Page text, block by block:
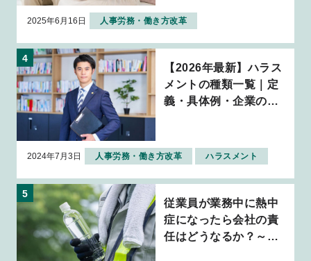
2025年6月16日 人事労務・働き方改革
【2026年最新】ハラス
メントの種類一覧｜定
義・具体例・企業の対
2024年7月3日 人事労務・働き方改革 ハラスメント
従業員が業務中に熱中
症になったら会社の責
任はどうなるか？～判